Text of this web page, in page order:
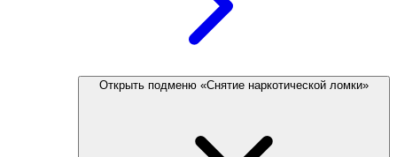
Открыть подменю «Снятие наркотической ломки»